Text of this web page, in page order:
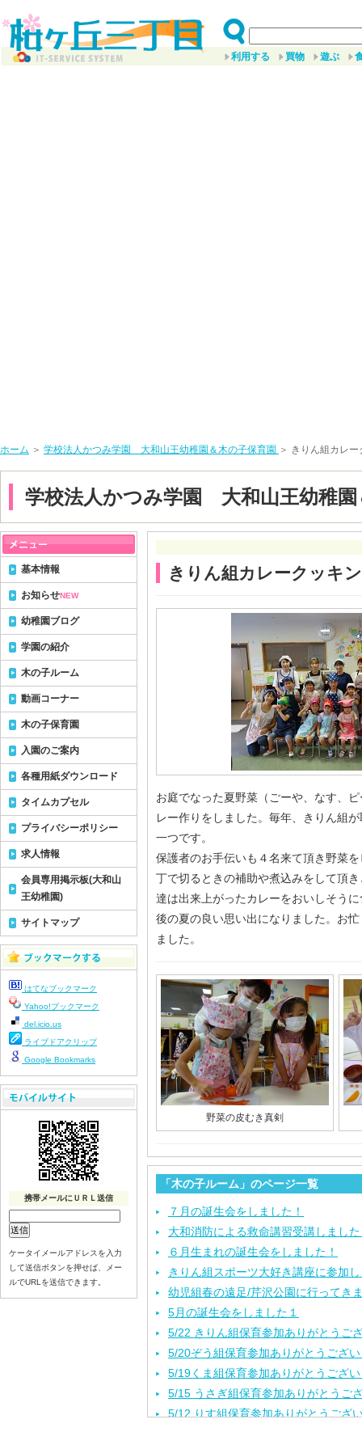
利用する 買物 遊ぶ
ホーム ＞ 学校法人かつみ学園 大和山王幼稚園＆木の子保育園 ＞ きりん組カレ
学校法人かつみ学園 大和山王幼稚園
きりん組カレークッキ
お庭でなった夏野菜（ごーや、なす、
レー作りをしました。毎年、きりん組
一つです。
保護者のお手伝いも４名来て頂き野菜
丁で切るときの補助や煮込みをして頂
達は出来上がったカレーをおいしそう
後の夏の良い思い出になりました。お
ました。
野菜の皮むき真剣
「木の子ルーム」のページ一覧
７月の誕生会をしました！
大和消防による救命講習受講しまし
６月生まれの誕生会をしました！
きりん組スポーツ大好き講座に参加
幼児組春の遠足/芹沢公園に行ってき
5月の誕生会をしました１
5/22 きりん組保育参加ありがとうご
5/20ぞう組保育参加ありがとうござ
5/19くま組保育参加ありがとうござ
5/15 うさぎ組保育参加ありがとうご
5/12 りす組保育参加ありがとうござ
基本情報
お知らせNEW
幼稚園ブログ
学園の紹介
木の子ルーム
動画コーナー
木の子保育園
入園のご案内
各種用紙ダウンロード
タイムカプセル
プライバシーポリシー
求人情報
会員専用掲示板(大和山
王幼稚園)
サイトマップ
はてなブックマーク
Yahoo!ブックマーク
del.icio.us
ライブドアクリップ
Google Bookmarks
携帯メールにＵＲＬ送信
ケータイメールアドレスを入力
して送信ボタンを押せば、メー
ルでURLを送信できます。